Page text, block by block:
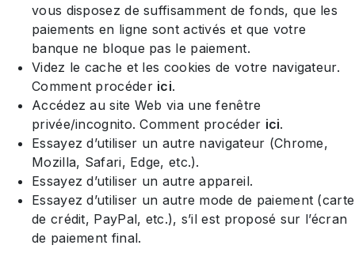
vous disposez de suffisamment de fonds, que les
paiements en ligne sont activés et que votre
banque ne bloque pas le paiement.
Videz le cache et les cookies de votre navigateur.
Comment procéder ici.
Accédez au site Web via une fenêtre
privée/incognito. Comment procéder ici.
Essayez d’utiliser un autre navigateur (Chrome,
Mozilla, Safari, Edge, etc.).
Essayez d’utiliser un autre appareil.
Essayez d’utiliser un autre mode de paiement (carte
de crédit, PayPal, etc.), s’il est proposé sur l’écran
de paiement final.